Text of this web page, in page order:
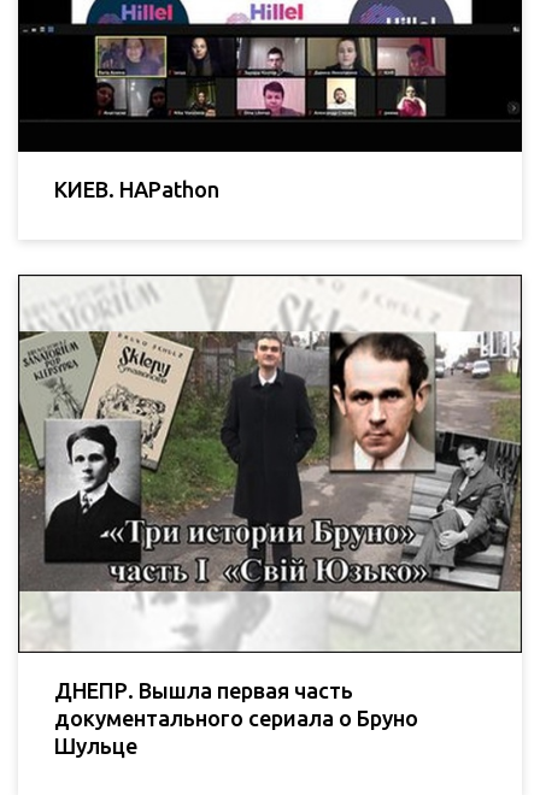
КИЕВ. HAPathon
ДНЕПР. Вышла первая часть
документального сериала о Бруно
Шульце